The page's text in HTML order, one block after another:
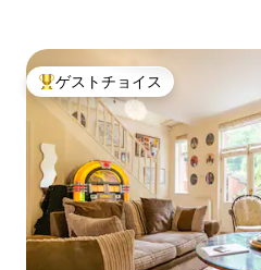
大好評のゲストチョイスです。
ゲストチョイス